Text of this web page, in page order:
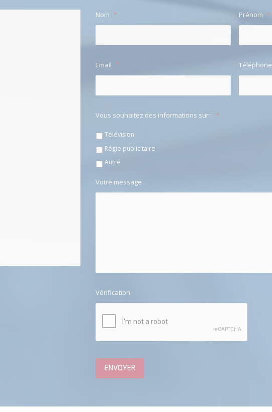
Nom * Prénom *
Email * Téléphone
Vous souhaitez des informations sur : *
Télévision
Régie publicitaire
Autre
Votre message :
Vérification